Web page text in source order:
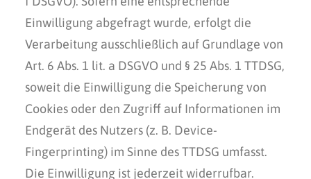
Einwilligung abgefragt wurde, erfolgt die
Verarbeitung ausschließlich auf Grundlage von
Art. 6 Abs. 1 lit. a DSGVO und § 25 Abs. 1 TTDSG,
soweit die Einwilligung die Speicherung von
Cookies oder den Zugriff auf Informationen im
Endgerät des Nutzers (z. B. Device-
Fingerprinting) im Sinne des TTDSG umfasst.
Die Einwilligung ist jederzeit widerrufbar.